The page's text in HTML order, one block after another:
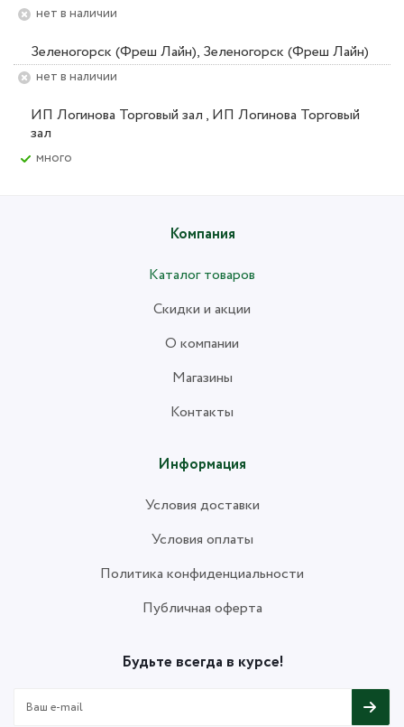
Нет в наличии
Зеленогорск (Фреш Лайн), Зеленогорск (Фреш Лайн)
Нет в наличии
ИП Логинова Торговый зал , ИП Логинова Торговый
зал
Много
Компания
Каталог товаров
Скидки и акции
О компании
Магазины
Контакты
Информация
Условия доставки
Условия оплаты
Политика конфиденциальности
Публичная оферта
Будьте всегда в курсе!